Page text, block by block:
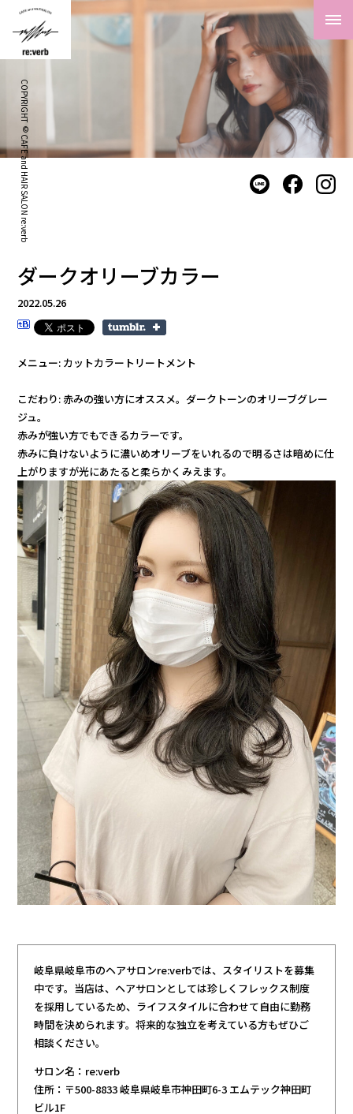
COPYRIGHT © CAFE and HAIR SALON re:verb
ダークオリーブカラー
2022.05.26
メニュー: カットカラートリートメント
こだわり: 赤みの強い方にオススメ。ダークトーンのオリーブグレー
ジュ。
赤みが強い方でもできるカラーです。
赤みに負けないように濃いめオリーブをいれるので明るさは暗めに仕
上がりますが光にあたると柔らかくみえます。
岐阜県岐阜市のヘアサロンre:verbでは、スタイリストを募集
中です。当店は、ヘアサロンとしては珍しくフレックス制度
を採用しているため、ライフスタイルに合わせて自由に勤務
時間を決められます。将来的な独立を考えている方もぜひご
相談ください。
サロン名：re:verb
住所：〒500-8833 岐阜県岐阜市神田町6-3 エムテック神田町
ビル1F